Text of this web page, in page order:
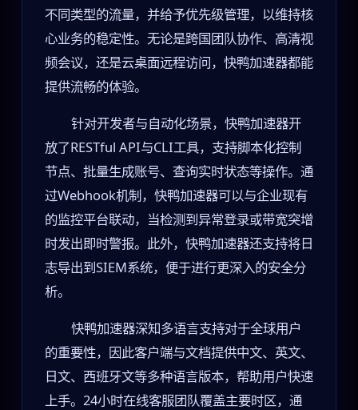
不同类型的流量，并给予优先级管理，以维持核
心业务的稳定性。无论是跨国团队协作、高清视
频会议，还是云桌面远程访问，快鸭加速器都能
提供流畅的体验。
针对开发者与自动化场景，快鸭加速器开
放了RESTful API与CLI工具，支持脚本化控制
节点、批量生成账号、查询实时状态等操作。通
过Webhook机制，快鸭加速器可以与企业现有
的监控平台联动，当检测到异常登录或带宽突增
时发出即时警报。此外，快鸭加速器还支持将日
志导出到SIEM系统，便于进行更深入的安全分
析。
快鸭加速器深知多语言支持对于全球用户
的重要性，因此客户端与文档提供中文、英文、
日文、西班牙文等多种语言版本，帮助用户快速
上手。24小时在线客服团队覆盖主要时区，通